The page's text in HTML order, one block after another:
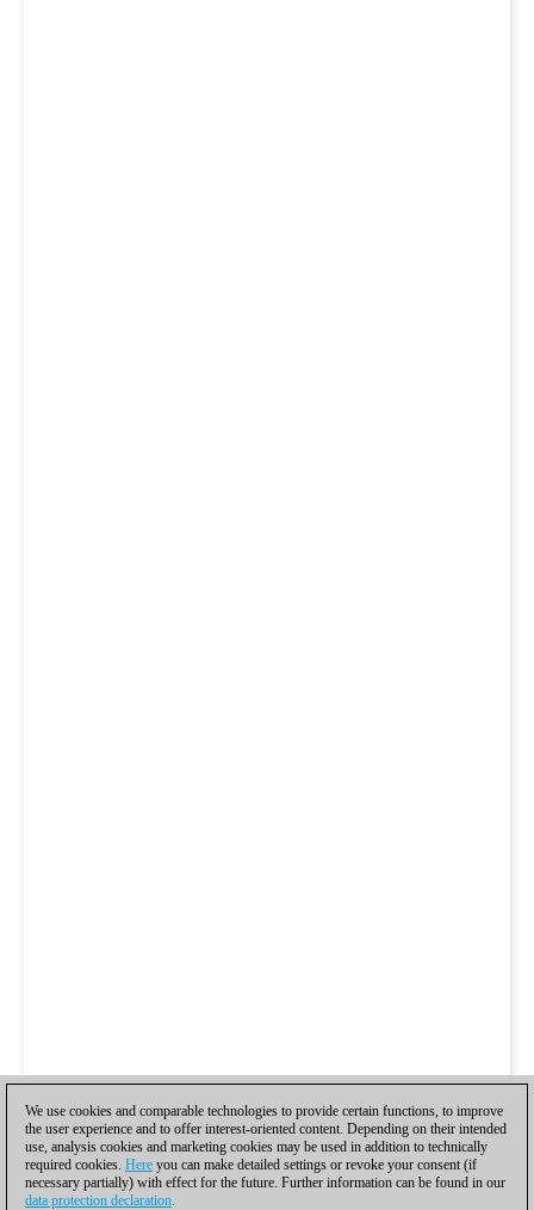
We use cookies and comparable technologies to provide certain functions, to improve
the user experience and to offer interest-oriented content. Depending on their intended
use, analysis cookies and marketing cookies may be used in addition to technically
required cookies. Here you can make detailed settings or revoke your consent (if
necessary partially) with effect for the future. Further information can be found in our
data protection declaration.